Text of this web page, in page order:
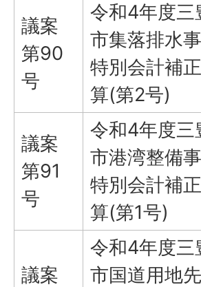
議案
第90
号
令和4年度三
市集落排水
特別会計補
算(第2号)
議案
第91
号
令和4年度三
市港湾整備
特別会計補
算(第1号)
議案
令和4年度三
市国道用地